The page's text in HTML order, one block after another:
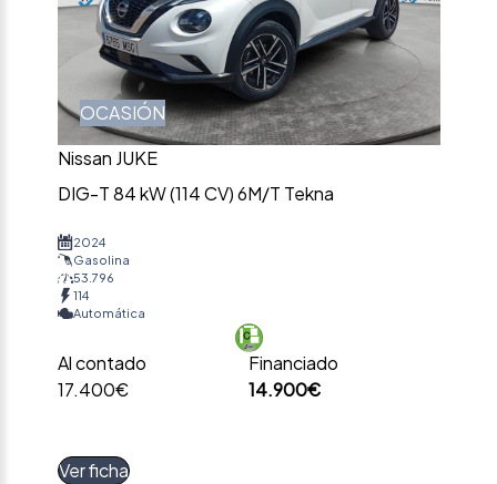
OCASIÓN
Nissan JUKE
DIG-T 84 kW (114 CV) 6M/T Tekna
2024
Gasolina
53.796
114
Automática
Al contado
17.400€
Financiado
14.900€
Ver ficha